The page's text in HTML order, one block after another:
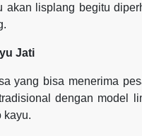
akan lisplang begitu
Jati
yang bisa menerima
dengan model
kayu.